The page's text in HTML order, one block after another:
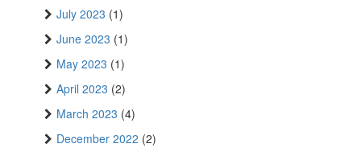
July 2023 (1)
June 2023 (1)
May 2023 (1)
April 2023 (2)
March 2023 (4)
December 2022 (2)